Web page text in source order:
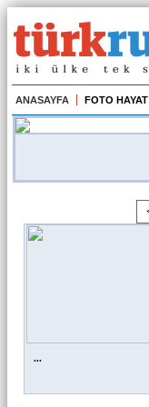
ANASAYFA FOTO HAYAT
...